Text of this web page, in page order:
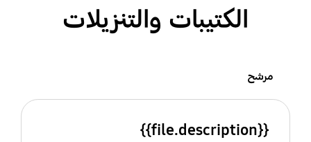
الكتيبات والتنزيلات
مرشح
{{file.description}}